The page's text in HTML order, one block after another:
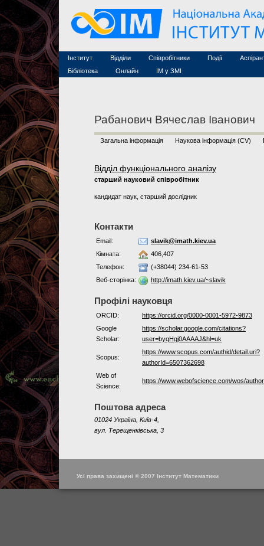
Інститут
Конкурси на посади
Науково-організаційна робота
Відділи Співробітники
Асоційовані дослідники
Технічний персонал
Події
Конференції
Курси з
Бібліотека
MathSciNet
Публікації
Онлайн
ІМ у ЗМІ
Рабанович Вячеслав Іванович
Загальна інформація Наукова інформація (CV)
Відділ функціонального аналізу
старший науковий співробітник
кандидат наук, старший дослідник
Контакти
Email:
slavik@imath.kiev.ua
Кімната:
406,407
Телефон:
(+38044) 234-61-53
Веб-сторінка:
http://imath.kiev.ua/~slavik
Профілі науковця
ORCID:
https://orcid.org/0000-0001-5972-9873
Google
Scholar:
https://scholar.google.com/citations?
user=byqHgj0AAAAJ&hl=uk
Scopus:
https://www.scopus.com/authid/detail.uri?
authorId=6507362698
Web of
Science:
https://www.webofscience.com/wos/
Поштова адреса
01024 Україна, Київ-4,
вул. Терещенківська, 3
Усі права захищені © 2007 Інститут Математики